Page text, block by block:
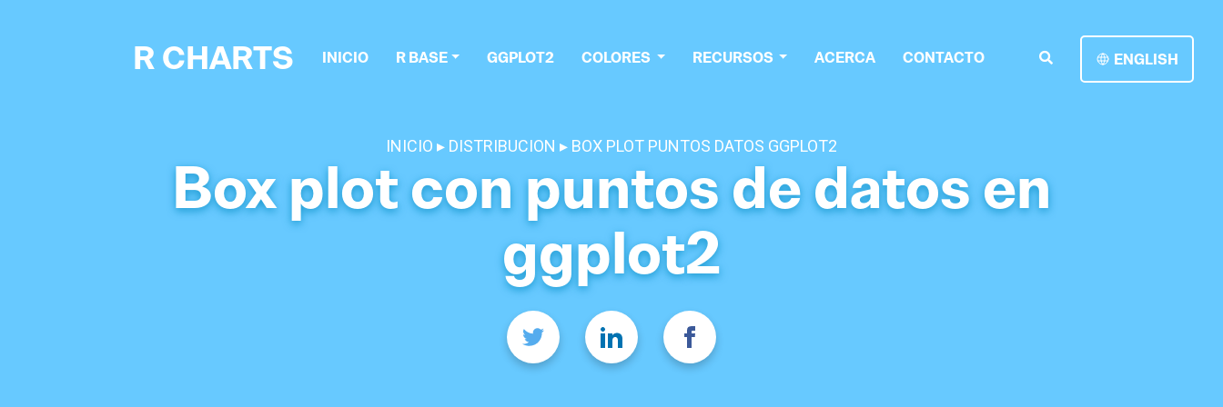
R CHARTS INICIO R BASE GGPLOT2 COLORES RECURSOS ACERCA CONTACTO ENGLISH
INICIO DISTRIBUCION BOX PLOT PUNTOS DATOS GGPLOT2
Box plot con puntos de datos en
ggplot2